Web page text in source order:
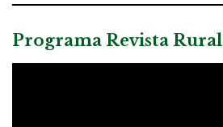
Programa Revista Rural